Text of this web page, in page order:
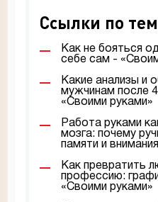
Ссылки по
Как не бояться
себе сам -
Какие анализы и
мужчинам после
«Своими руками»
Работа руками
мозга: почему
памяти и
Как превратить
профессию:
«Своими руками»